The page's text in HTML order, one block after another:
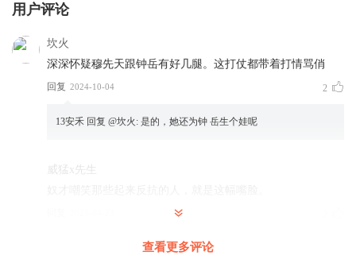
用户评论
坎火
深深怀疑穆先天跟钟岳有好几腿。这打仗都带着打情骂俏
回复 2024-10-04 2
13安禾 回复 @坎火 : 是的，她还为钟 岳生个娃呢
威猛x先生
查看更多评论